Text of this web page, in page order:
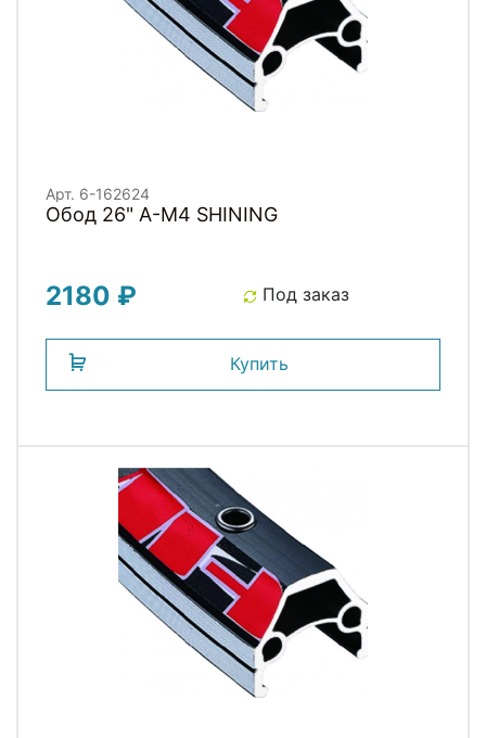
Арт. 6-162624
Обод 26" A-M4 SHINING
2180 ₽ Под заказ
Купить